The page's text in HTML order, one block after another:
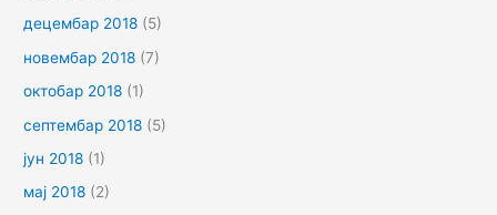
децембар 2018 (5)
новембар 2018 (7)
октобар 2018 (1)
септембар 2018 (5)
јун 2018 (1)
мај 2018 (2)